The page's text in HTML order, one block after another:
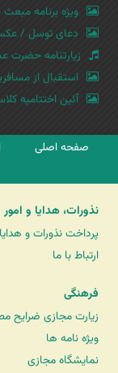
ویژه برنامه
دعای توسل /
زیارتنامه حضرت
استقبال از
آئین اختتامیه
صفحه اصلی
نذورات، هدایا و
پرداخت نذورات و
ارتباط با ما
فرهنگی
زیارت مجازی ضرایح
ویژه نامه ها
نمایشگاه مجازی